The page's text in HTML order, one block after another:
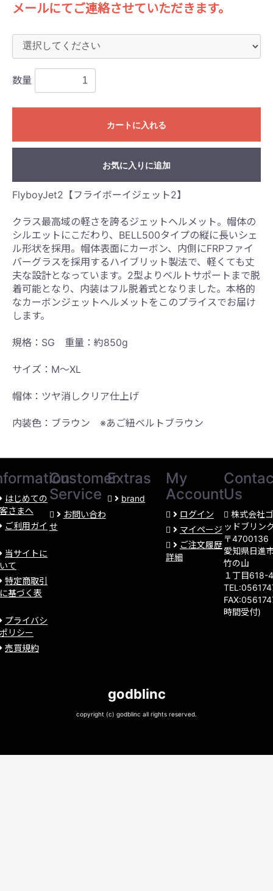
メールにてご連絡させていただきます。
数量
カートに入れる
お気に入りに追加
FlyboyJet2【フライボーイジェット2】
クラス最高域の軽さを誇るジェットヘルメット。帽体の
シルエットにこだわり、BELL500タイプの縦に長いシェ
ル形状を採用。帽体表面にカーボン、内側にFRPファイ
バーグラスを採用するハイブリット製法で、軽くても丈
夫な設計となっています。2型よりベルトサポートまで脱
着可能となり、内装はフル脱着式となりました。本格的
なカーボンジェットヘルメットをこのプライスでお届け
します。
規格：SG 重量：約850g
サイズ：M〜XL
帽体：ツヤ消しクリア仕上げ
内装色：ブラウン ※あご紐ベルトブラウン
はじめての
さまへ
ご利用ガイ
当サイトに
て
特定商取引
基づく表
プライバシ
リシー
売買規約
Customer
Service
お問い合わ
せ
Extras
brand
My
Account
ログイン
マイページ
ご注文履歴
詳細
Us
株式会社
ッドブリン
〒4700136
愛知県日進
竹の山
１丁目618-
時間受付)
godblinc
copyright (c) godblinc all rights reserved.